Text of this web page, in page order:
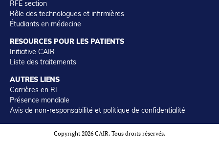
RFE section
Rôle des technologues et infirmières
Étudiants en médecine
RESOURCES POUR LES PATIENTS
Initiative CAIR
Liste des traitements
AUTRES LIENS
Carrières en RI
Présence mondiale
Avis de non-responsabilité et politique de confidentialité
Copyright 2026 CAIR. Tous droits réservés.